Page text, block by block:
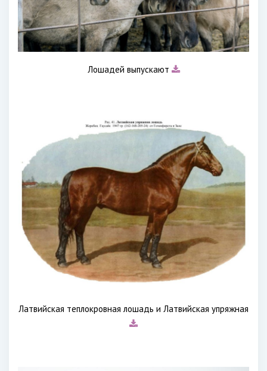
Лошадей выпускают
Латвийская теплокровная лошадь и Латвийская упряжная